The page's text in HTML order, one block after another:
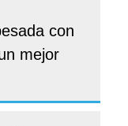
con
mejor